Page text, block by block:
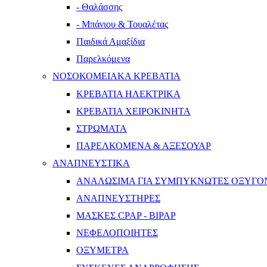
- Θαλάσσης
- Μπάνιου & Τουαλέτας
Παιδικά Αμαξίδια
Παρελκόμενα
ΝΟΣΟΚΟΜΕΙΑΚΑ ΚΡΕΒΑΤΙΑ
ΚΡΕΒΑΤΙΑ ΗΛΕΚΤΡΙΚΑ
ΚΡΕΒΑΤΙΑ ΧΕΙΡΟΚΙΝΗΤΑ
ΣΤΡΩΜΑΤΑ
ΠΑΡΕΛΚΟΜΕΝΑ & ΑΞΕΣΟΥΑΡ
ΑΝΑΠΝΕΥΣΤΙΚΑ
ΑΝΑΛΩΣΙΜΑ ΓΙΑ ΣΥΜΠΥΚΝΩΤΕΣ
ΑΝΑΠΝΕΥΣΤΗΡΕΣ
ΜΑΣΚΕΣ CPAP - BIPAP
ΝΕΦΕΛΟΠΟΙΗΤΕΣ
ΟΞΥΜΕΤΡΑ